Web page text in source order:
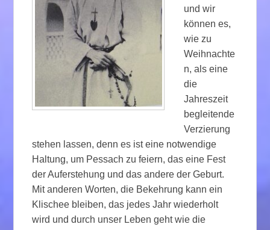
und wir
können es,
wie zu
Weihnachte
n, als eine
die
Jahreszeit
begleitende
Verzierung
stehen lassen, denn es ist eine notwendige
Haltung, um Pessach zu feiern, das eine Fest
der Auferstehung und das andere der Geburt.
Mit anderen Worten, die Bekehrung kann ein
Klischee bleiben, das jedes Jahr wiederholt
wird und durch unser Leben geht wie die